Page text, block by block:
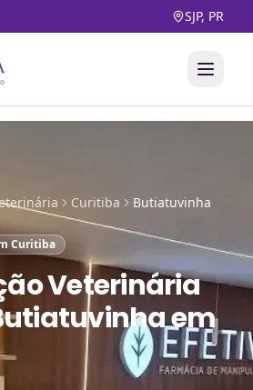
SJP, PR
Curitiba Butiatuvinha
Curitiba
Veterinária
em